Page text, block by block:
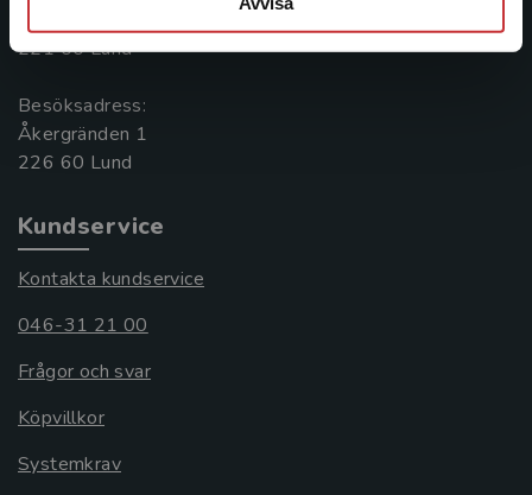
221 00 Lund
Besöksadress:
Åkergränden 1
Kundservice
Kontakta kundservice
046-31 21 00
Frågor och svar
Köpvillkor
Systemkrav